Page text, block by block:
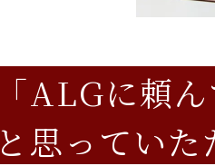
「ALGに頼
と思っていた